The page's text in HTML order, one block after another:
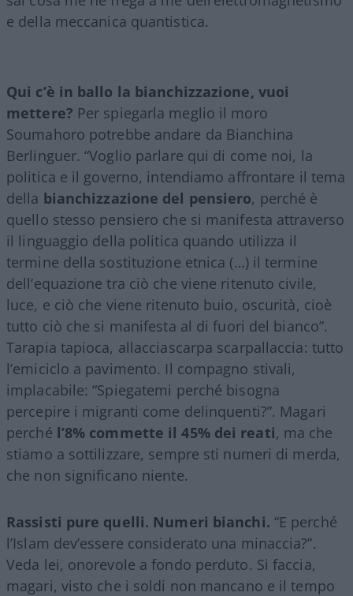
e della meccanica quantistica.
Qui c’è in ballo la bianchizzazione, vuoi
mettere? Per spiegarla meglio il moro
Soumahoro potrebbe andare da Bianchina
Berlinguer. “Voglio parlare qui di come noi, la
politica e il governo, intendiamo affrontare il tema
della bianchizzazione del pensiero, perché è
quello stesso pensiero che si manifesta attraverso
il linguaggio della politica quando utilizza il
termine della sostituzione etnica (…) il termine
dell’equazione tra ciò che viene ritenuto civile,
luce, e ciò che viene ritenuto buio, oscurità, cioè
tutto ciò che si manifesta al di fuori del bianco”.
Tarapia tapioca, allacciascarpa scarpallaccia: tutto
l’emiciclo a pavimento. Il compagno stivali,
implacabile: “Spiegatemi perché bisogna
percepire i migranti come delinquenti?”. Magari
perché l’8% commette il 45% dei reati, ma che
stiamo a sottilizzare, sempre sti numeri di merda,
che non significano niente.
Rassisti pure quelli. Numeri bianchi. “E perché
l’Islam dev’essere considerato una minaccia?”.
Veda lei, onorevole a fondo perduto. Si faccia,
magari, visto che i soldi non mancano e il tempo